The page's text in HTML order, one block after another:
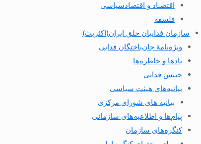
اقتصـاد و اقتصاد‌سیاسی
فلسفه
سازمان فداییان خلق ایران(اکثریت)
ویژه‌نامهٔ جان‌باختگان فدایی
یادها و خاطره‌ها
جنبش فدایی
بیانیه‌های هیئت سیاسی
بیانیه های شورای مرکزی
پیام‌ها و اطلاعیه‌های سازمانی
کنگره‌های سازمان